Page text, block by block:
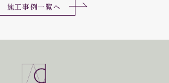
施工事例一覧へ